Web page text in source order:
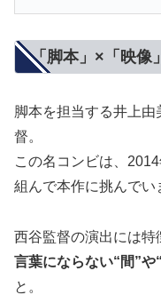
「脚本」×「映像
脚本を担当する井上
督。
この名コンビは、
組んで本作に挑んでい
西谷監督の演出には特
言葉にならない“間”
と。